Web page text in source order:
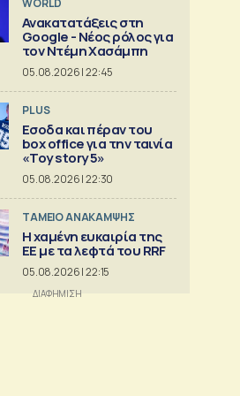
WORLD
Ανακατατάξεις στη
Google - Νέος ρόλος για
τον Ντέμη Χασάμπη
05.08.2026 | 22:45
PLUS
Εσοδα και πέραν του
box office για την ταινία
«Toy story 5»
05.08.2026 | 22:30
ΤΑΜΕΙΟ ΑΝΑΚΑΜΨΗΣ
Η χαμένη ευκαιρία της
ΕΕ με τα λεφτά του RRF
05.08.2026 | 22:15